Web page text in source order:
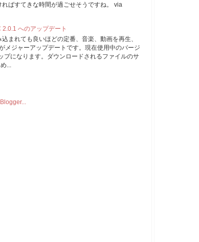
ばすてきな時間が過ごせそうですね。 via
2.0.1 へのアップデート
まれても良いほどの定番、音楽、動画を再生、
メジャーアップデートです。現在使用中のバージ
プになります。ダウンロードされるファイルのサ
...